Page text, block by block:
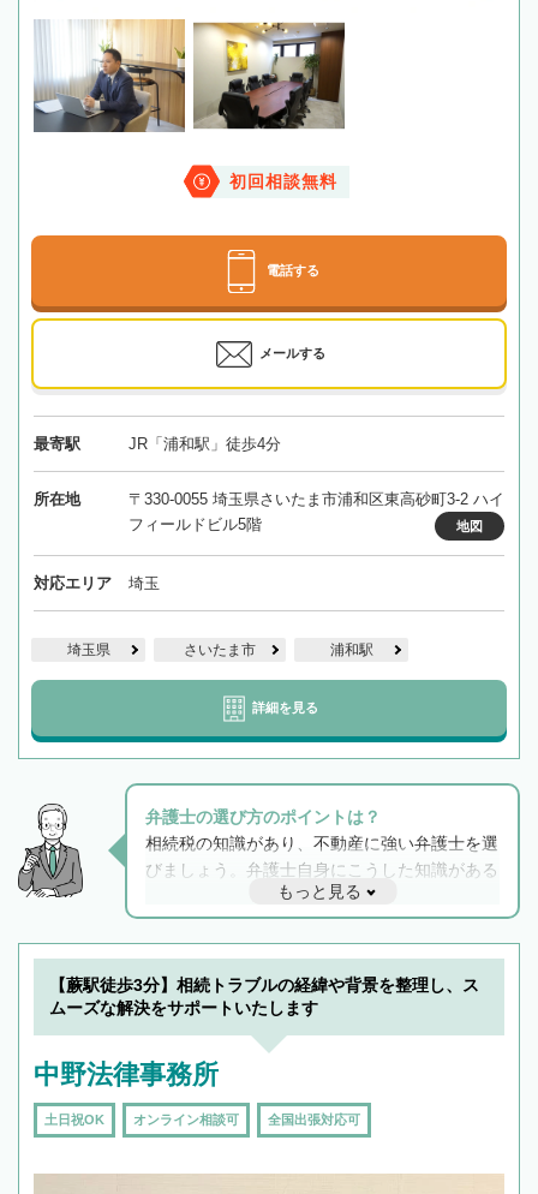
初回相談無料
電話する
メールする
最寄駅 JR「浦和駅」徒歩4分
所在地
〒330-0055 埼玉県さいたま市浦和区東高砂町3-2 ハイ
フィールドビル5階
地図
対応エリア 埼玉
埼玉県 さいたま市 浦和駅
詳細を見る
弁護士の選び方のポイントは？
相続税の知識があり、不動産に強い弁護士を選
びましょう。弁護士自身にこうした知識がある
と他士業との連携もスムーズに進み、トラブル
解決のみならず相続をトータルで任せることが
できます。また、相続は感情がからむ分野なの
でフィーリングも重要です。実際に電話や面談
で複数の弁護士と会話をしてウマが合う方に依
もっと見る
【蕨駅徒歩3分】相続トラブルの経緯や背景を整理し、ス
ムーズな解決をサポートいたします
中野法律事務所
土日祝OK オンライン相談可 全国出張対応可